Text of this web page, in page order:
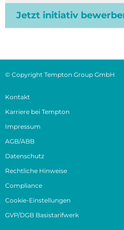
Jetzt initiativ
© Copyright Tempton Group GmbH
Kontakt
Karriere bei Tempton
Impressum
AGB/ABB
Datenschutz
Rechtliche Hinweise
Compliance
Cookie-Einstellungen
GVP/DGB Basistarifwerk